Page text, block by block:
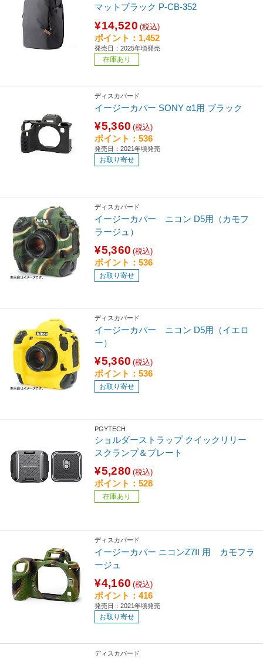
マットブラック P-CB-352
¥14,520 (税込)
ポイント：1,452
発売日：2025年頃発売
在庫あり
ディスカバード
イージーカバー SONY α1用 ブラック
¥5,360 (税込)
ポイント：536
発売日：2021年頃発売
お取り寄せ
ディスカバード
イージーカバー ニコン D5用（カモフ
ラージュ）
¥5,360 (税込)
ポイント：536
お取り寄せ
ディスカバード
イージーカバー ニコン D5用（イエロ
ー）
¥5,360 (税込)
ポイント：536
お取り寄せ
PGYTECH
ショルダーストラップ クイックリリー
スクランプ＆プレート
¥5,280 (税込)
ポイント：528
在庫あり
ディスカバード
イージーカバー ニコンZ7II 用 カモフラ
ージュ
¥4,160 (税込)
ポイント：416
発売日：2021年頃発売
お取り寄せ
ディスカバード